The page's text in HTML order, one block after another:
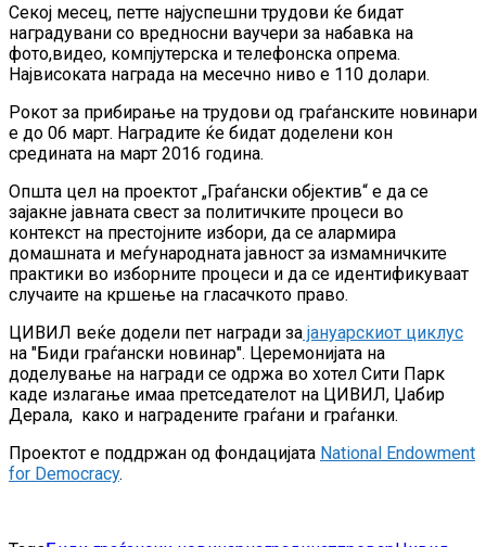
Секој месец, петте најуспешни трудови ќе бидат
наградувани со вредносни ваучери за набавка на
фото,видео, компјутерска и телефонска опрема.
Највисоката награда на месечно ниво е 110 долари.
Рокот за прибирање на трудови од граѓанските новинари
е до 06 март. Наградите ќе бидат доделени кон
средината на март 2016 година.
Општа цел на проектот „Граѓански објектив“ е да се
зајакне јавната свест за политичките процеси во
контекст на престојните избори, да се алармира
домашната и меѓународната јавност за измамничките
практики во изборните процеси и да се идентификуваат
случаите на кршење на гласачкото право.
ЦИВИЛ веќе додели пет награди за јануарскиот циклус
на "Биди граѓански новинар". Церемонијата на
доделување на награди се одржа во хотел Сити Парк
каде излагање имаа претседателот на ЦИВИЛ, Џабир
Дерала, како и наградените граѓани и граѓанки.
Проектот е поддржан од фондацијата National Endowment
for Democracy.